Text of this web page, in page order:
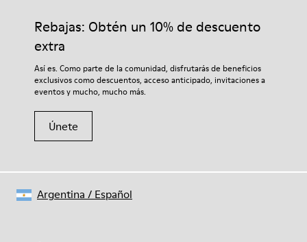
Rebajas: Obtén un 10% de descuento
extra
Así es. Como parte de la comunidad, disfrutarás de beneficios
exclusivos como descuentos, acceso anticipado, invitaciones a
eventos y mucho, mucho más.
Únete
Argentina / Español